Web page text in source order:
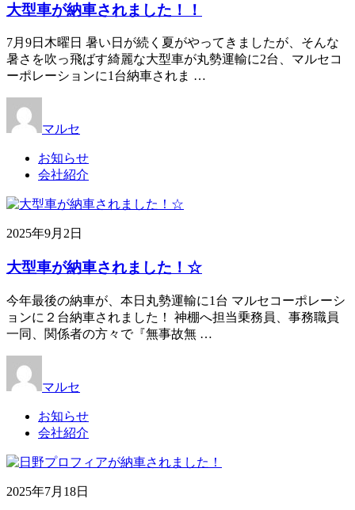
大型車が納車されました！！
7月9日木曜日 暑い日が続く夏がやってきましたが、そんな
暑さを吹っ飛ばす綺麗な大型車が丸勢運輸に2台、マルセコ
ーポレーションに1台納車されま …
マルセ
お知らせ
会社紹介
2025年9月2日
大型車が納車されました！☆
今年最後の納車が、本日丸勢運輸に1台 マルセコーポレーシ
ョンに２台納車されました！ 神棚へ担当乗務員、事務職員
一同、関係者の方々で『無事故無 …
マルセ
お知らせ
会社紹介
2025年7月18日